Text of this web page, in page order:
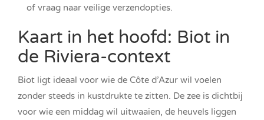
of vraag naar veilige verzendopties.
Kaart in het hoofd: Biot in
de Riviera-context
Biot ligt ideaal voor wie de Côte d’Azur wil voelen
zonder steeds in kustdrukte te zitten. De zee is dichtbij
voor wie een middag wil uitwaaien, de heuvels liggen